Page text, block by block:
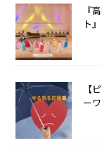
『
ト
【
ー